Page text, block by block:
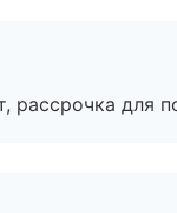
рассрочка для